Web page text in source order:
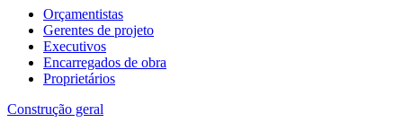
Orçamentistas
Gerentes de projeto
Executivos
Encarregados de obra
Proprietários
Construção geral